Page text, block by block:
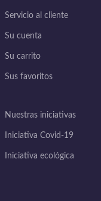
Servicio al cliente
Su cuenta
Su carrito
Sus favoritos
Nuestras iniciativas
Iniciativa Covid-19
Iniciativa ecológica